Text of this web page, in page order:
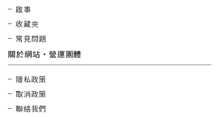
啟事
收藏夾
常見問題
關於網站・營運團體
隱私政策
取消政策
聯絡我們